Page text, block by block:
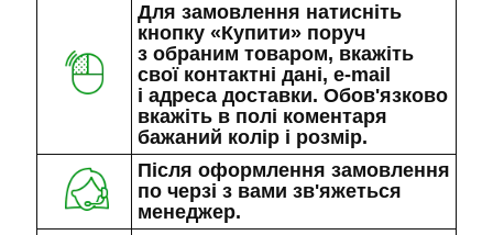
Для замовлення натисніть
кнопку «Купити» поруч
з обраним товаром, вкажіть
свої контактні дані, e-mail
і адреса доставки. Обов'язково
вкажіть в полі коментаря
бажаний колір і розмір.
Після оформлення замовлення
по черзі з вами зв'яжеться
менеджер.